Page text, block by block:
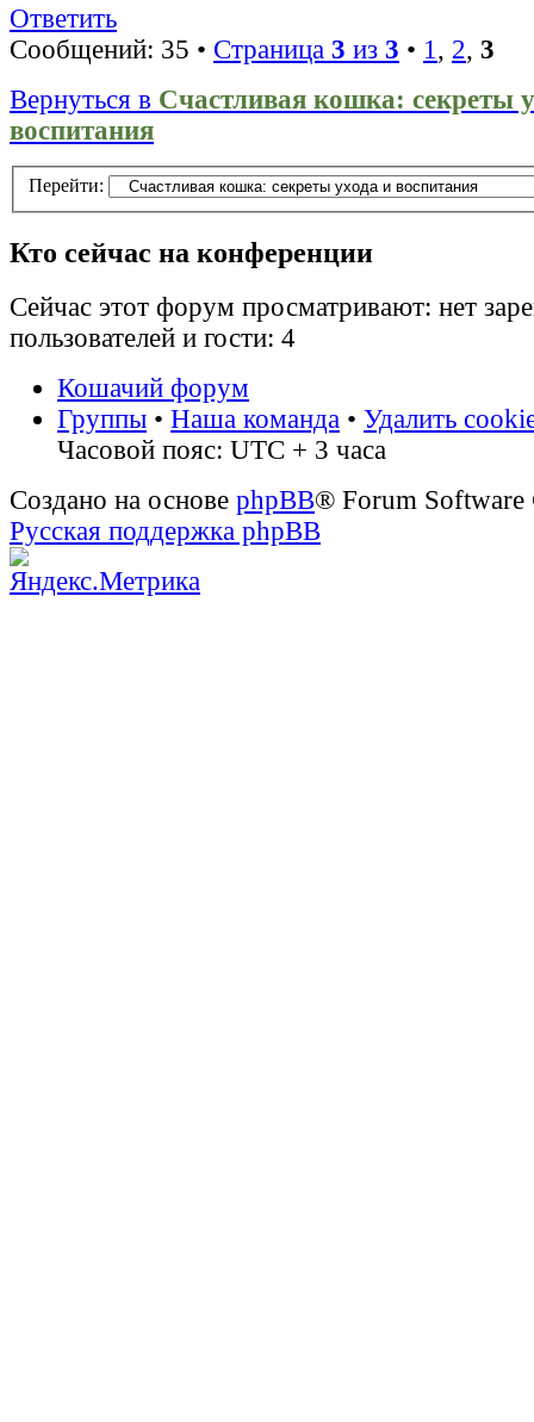
Ответить
Сообщений: 35 • Страница 3 из 3 • 1 , 2, 3
Вернуться в Счастливая кошка: секреты
воспитания
Перейти:
Кто сейчас на конференции
Сейчас этот форум просматривают: нет
пользователей и гости: 4
Кошачий форум
Группы • Наша команда • Удалить
Часовой пояс: UTC + 3 часа
Создано на основе phpBB® Forum
Русская поддержка phpBB